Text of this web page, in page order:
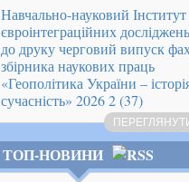
Навчально-науковий Інститут
євроінтеграційних
до друку черговий випуск
збірника наукових праць
«Геополітика України –
сучасність» 2026 2 (37)
ТОП-НОВИНИ